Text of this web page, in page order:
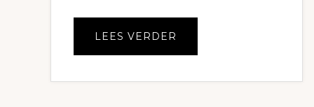
LEES VERDER
OP
MAKEN,